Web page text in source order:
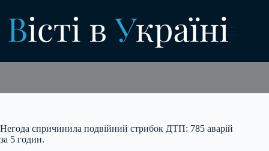
вмісту
Негода спричинила подвійний стрибок ДТП: 785 аварій
за 5 годин.